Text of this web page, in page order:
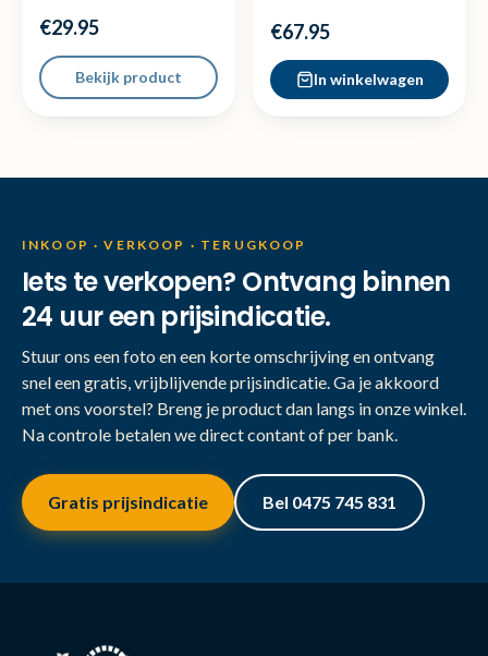
€29.95
Bekijk product
€67.95
In winkelwagen
INKOOP · VERKOOP · TERUGKOOP
Iets te verkopen? Ontvang binnen
24 uur een prijsindicatie.
Stuur ons een foto en een korte omschrijving en ontvang
snel een gratis, vrijblijvende prijsindicatie. Ga je akkoord
met ons voorstel? Breng je product dan langs in onze winkel.
Na controle betalen we direct contant of per bank.
Gratis prijsindicatie Bel 0475 745 831